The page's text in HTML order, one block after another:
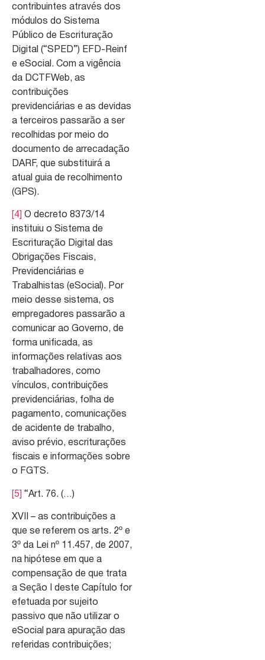
contribuintes através dos
módulos do Sistema
Público de Escrituração
Digital (“SPED”) EFD-Reinf
e eSocial. Com a vigência
da DCTFWeb, as
contribuições
previdenciárias e as devidas
a terceiros passarão a ser
recolhidas por meio do
documento de arrecadação
DARF, que substituirá a
atual guia de recolhimento
(GPS).
[4] O decreto 8373/14
instituiu o Sistema de
Escrituração Digital das
Obrigações Fiscais,
Previdenciárias e
Trabalhistas (eSocial). Por
meio desse sistema, os
empregadores passarão a
comunicar ao Governo, de
forma unificada, as
informações relativas aos
trabalhadores, como
vínculos, contribuições
previdenciárias, folha de
pagamento, comunicações
de acidente de trabalho,
aviso prévio, escriturações
fiscais e informações sobre
o FGTS.
[5] “Art. 76. (…)
XVII – as contribuições a
que se referem os arts. 2º e
3º da Lei nº 11.457, de 2007,
na hipótese em que a
compensação de que trata
a Seção I deste Capítulo for
efetuada por sujeito
passivo que não utilizar o
eSocial para apuração das
referidas contribuições;